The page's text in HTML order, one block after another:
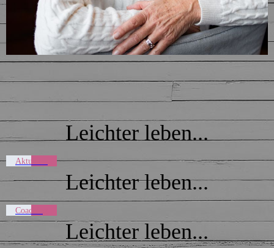
Leichter leben...
Aktuelles
Leichter leben...
Coaching
Leichter leben...